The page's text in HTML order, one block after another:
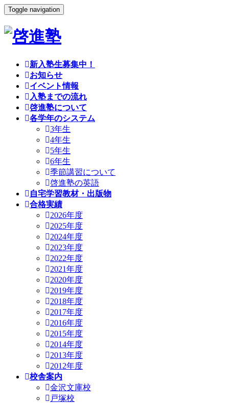
Toggle navigation
新入塾生募集中！
お知らせ
イベント情報
入塾までの流れ
啓進塾について
各学年のシステム
3年生
4年生
5年生
6年生
季節講習について
啓進塾の英語
自宅学習教材・出版物
合格実績
2026年度
2025年度
2024年度
2023年度
2022年度
2021年度
2020年度
2019年度
2018年度
2017年度
2016年度
2015年度
2014年度
2013年度
2012年度
校舎案内
金沢文庫校
戸塚校